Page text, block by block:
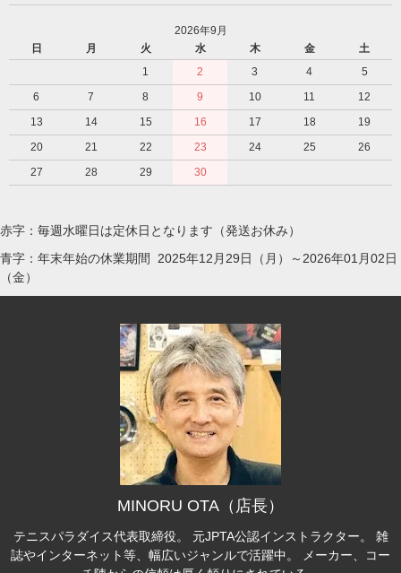
2026年9月
日
月 火 水 木 金
土
1
2 3 4
5
6
7 8 9 10 11
12
13
14 15 16 17 18
19
20
21 22 23 24 25
26
27
28 29 30
赤字：毎週水曜日は定休日となります（発送お休み）
青字：年末年始の休業期間 2025年12月29日（月）～2026年01月02日
（金）
MINORU OTA（店長）
テニスパラダイス代表取締役。 元JPTA公認インストラクター。 雑
誌やインターネット等、幅広いジャンルで活躍中。 メーカー、コー